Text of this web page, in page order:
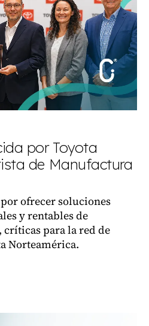
por Toyota
de Manufactura
ofrecer soluciones
y rentables de
para la red de
Norteamérica.